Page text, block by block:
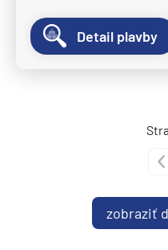
Le Bellot
Le Boreal
Le
Le Dumont-
Le Jacques
Le Laperouse
Detail plavby
zobraziť